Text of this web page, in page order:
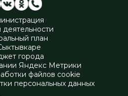
план
города
Яндекс Метрики
файлов cookie
персональных данных